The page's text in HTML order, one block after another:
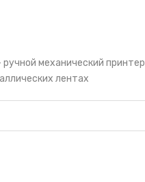
ручной механический принтер
лентах